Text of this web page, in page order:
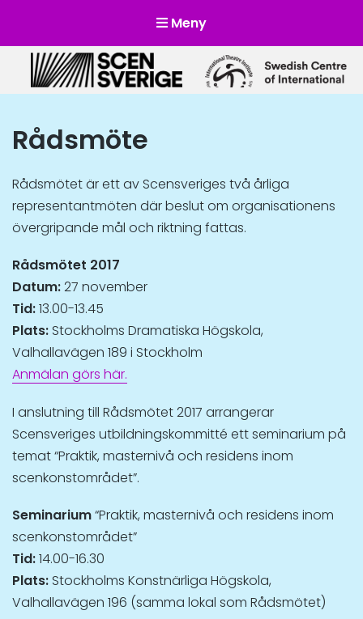
Meny
Scensverige
Mötesplats för svensk och internationell scenkonst
Rådsmöte
Rådsmötet är ett av Scensveriges två årliga
representantmöten där beslut om organisationens
övergripande mål och riktning fattas.
Rådsmötet 2017
Datum:27 november
Tid:13.00-13.45
Plats: Stockholms Dramatiska Högskola,
Valhallavägen 189 i Stockholm
Anmälan görs här.
I anslutning till Rådsmötet 2017 arrangerar
Scensveriges utbildningskommitté ett seminarium på
temat “Praktik, masternivå och residens inom
scenkonstområdet”.
Seminarium“Praktik, masternivå och residens inom
scenkonstområdet”
Tid:14.00-16.30
Plats: Stockholms Konstnärliga Högskola,
Valhallavägen 196 (samma lokal som Rådsmötet)